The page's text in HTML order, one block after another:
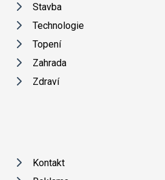
Stavba
Technologie
Topení
Zahrada
Zdraví
Kontakt